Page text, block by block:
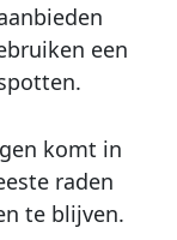
een
komt in
raden
te blijven.